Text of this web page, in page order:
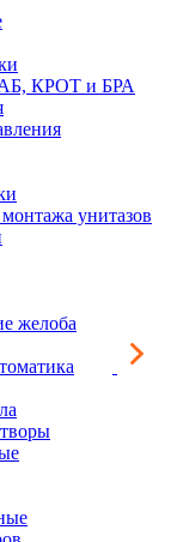
КРОТ и БРА
унитазов
желоба